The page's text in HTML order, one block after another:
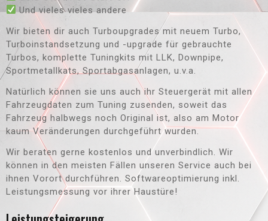
Und vieles vieles andere
Wir bieten dir auch Turboupgrades mit neuem Turbo,
Turboinstandsetzung und -upgrade für gebrauchte
Turbos, komplette Tuningkits mit LLK, Downpipe,
Sportmetallkats, Sportabgasanlagen, u.v.a.
Natürlich können sie uns auch ihr Steuergerät mit allen
Fahrzeugdaten zum Tuning zusenden, soweit das
Fahrzeug halbwegs noch Original ist, also am Motor
kaum Veränderungen durchgeführt wurden.
Wir beraten gerne kostenlos und unverbindlich. Wir
können in den meisten Fällen unseren Service auch bei
ihnen Vorort durchführen. Softwareoptimierung inkl.
Leistungsmessung vor ihrer Haustüre!